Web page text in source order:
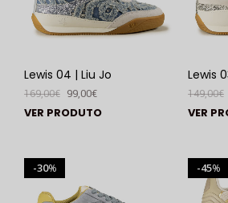
Lewis 04 | Liu Jo
169,00€ 99,00€
VER PRODUTO
Lewis
149,00€
VER
%
30 %
45